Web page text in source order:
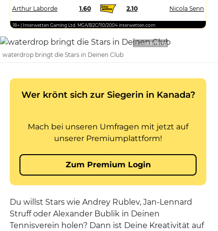
Arthur Laborde 1.60 2.10 Nicola Senn
18+ | Interwetten Gaming Ltd. MGA/B2C/110/2004 interwetten.com
© waterdrop
waterdrop bringt die Stars in Deinen Club
Du willst Stars wie Andrey Rublev, Jan-Lennard
Struff oder Alexander Bublik in Deinen
Tennisverein holen? Dann ist Deine Kreativität auf